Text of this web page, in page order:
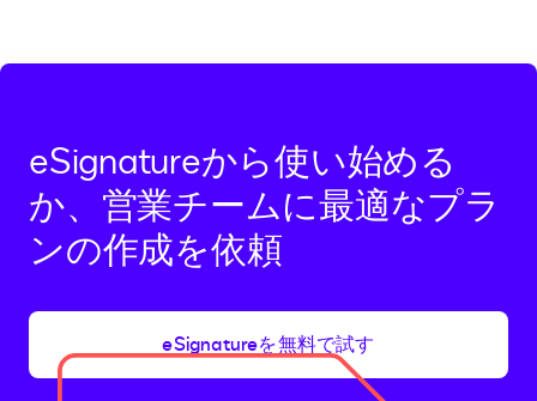
eSignatureから使い始める
か、営業チームに最適なプラ
ンの作成を依頼
eSignatureを無料で試す